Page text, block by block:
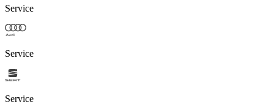
Service
Service
Service